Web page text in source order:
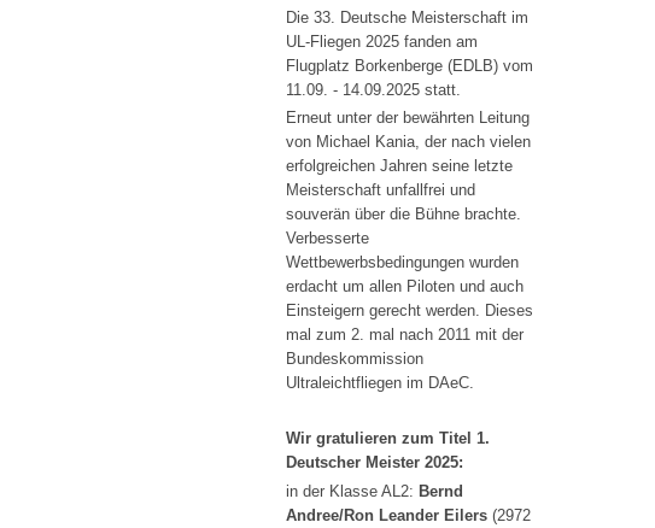
Die 33. Deutsche Meisterschaft im
UL-Fliegen 2025 fanden am
Flugplatz Borkenberge (EDLB) vom
11.09. - 14.09.2025 statt.
Erneut unter der bewährten Leitung
von Michael Kania, der nach vielen
erfolgreichen Jahren seine letzte
Meisterschaft unfallfrei und
souverän über die Bühne brachte.
Verbesserte
Wettbewerbsbedingungen wurden
erdacht um allen Piloten und auch
Einsteigern gerecht werden. Dieses
mal zum 2. mal nach 2011 mit der
Bundeskommission
Ultraleichtfliegen im DAeC.
Wir gratulieren zum Titel 1.
Deutscher Meister 2025:
in der Klasse AL2: Bernd
Andree/Ron Leander Eilers (2972